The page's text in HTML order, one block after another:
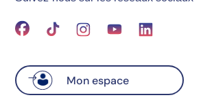
Mon espace